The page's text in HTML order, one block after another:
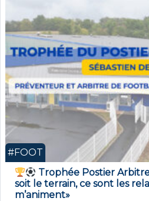
#FOOT
Trophée Postier
soit le terrain, ce sont les
m’animent»